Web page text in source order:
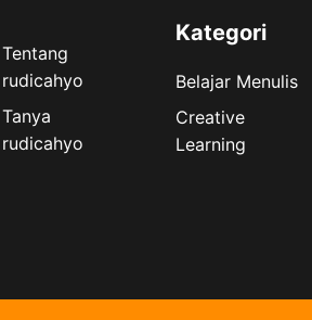
Tentang
rudicahyo
Tanya
rudicahyo
Kategori
Belajar Menulis
Creative
Learning